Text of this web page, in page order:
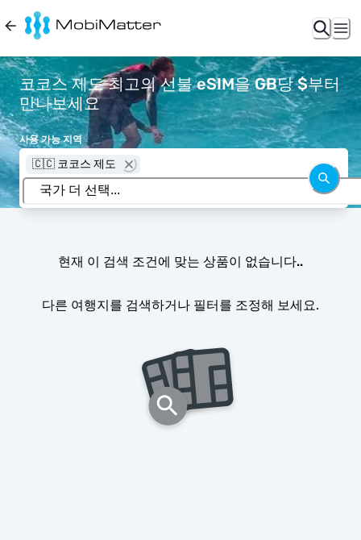
코코스 제도 최고의 선불 eSIM을 GB당 $부터
만나보세요
사용 가능 지역
🇨🇨 코코스 제도
현재 이 검색 조건에 맞는 상품이 없습니다..
다른 여행지를 검색하거나 필터를 조정해 보세요.